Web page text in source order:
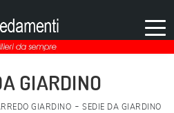
GIARDINO
GIARDINO -SEDIE DA GIARDINO